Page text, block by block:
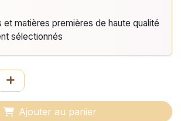
et matières premières de haute qualité
sélectionnés
Ajouter au panier